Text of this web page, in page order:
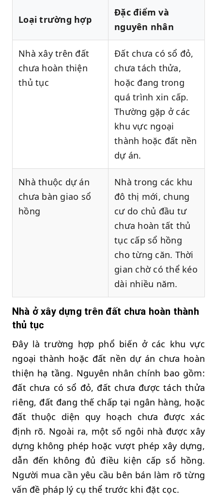
Loại trường hợp
Đặc điểm và
nguyên nhân
Nhà xây trên đất
chưa hoàn thiện
thủ tục
Đất chưa có sổ đỏ,
chưa tách thửa,
hoặc đang trong
quá trình xin cấp.
Thường gặp ở các
khu vực ngoại
thành hoặc đất nền
dự án.
Nhà thuộc dự án
chưa bàn giao sổ
hồng
Nhà trong các khu
đô thị mới, chung
cư do chủ đầu tư
chưa hoàn tất thủ
tục cấp sổ hồng
cho từng căn. Thời
gian chờ có thể kéo
dài nhiều năm.
Nhà ở xây dựng trên đất chưa hoàn thành
thủ tục
Đây là trường hợp phổ biến ở các khu vực
ngoại thành hoặc đất nền dự án chưa hoàn
thiện hạ tầng. Nguyên nhân chính bao gồm:
đất chưa có sổ đỏ, đất chưa được tách thửa
riêng, đất đang thế chấp tại ngân hàng, hoặc
đất thuộc diện quy hoạch chưa được xác
định rõ. Ngoài ra, một số ngôi nhà được xây
dựng không phép hoặc vượt phép xây dựng,
dẫn đến không đủ điều kiện cấp sổ hồng.
Người mua cần yêu cầu bên bán làm rõ từng
vấn đề pháp lý cụ thể trước khi đặt cọc.